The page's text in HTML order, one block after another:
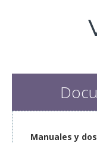
Manuales y